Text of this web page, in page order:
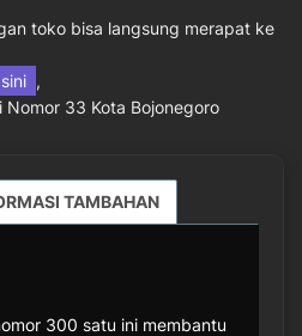
toko bisa langsung merapat ke
,
33 Kota Bojonegoro
TAMBAHAN
300 satu ini membantu